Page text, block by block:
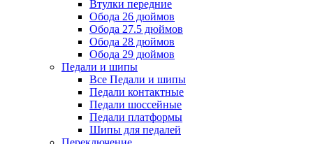
Втулки передние
Обода 26 дюймов
Обода 27.5 дюймов
Обода 28 дюймов
Обода 29 дюймов
Педали и шипы
Все Педали и шипы
Педали контактные
Педали шоссейные
Педали платформы
Шипы для педалей